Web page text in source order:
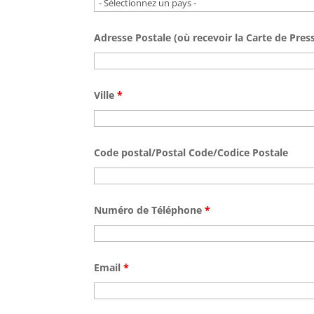
Adresse Postale (où recevoir la Carte de
Ville*
Code postal/Postal Code/Codice Postale
Numéro de Téléphone*
Email*